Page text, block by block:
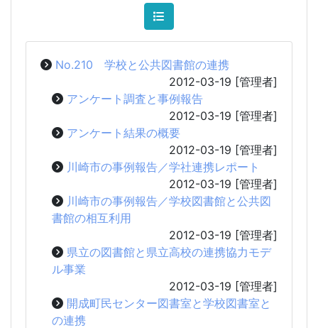
No.210 学校と公共図書館の連携
2012-03-19 [管理者]
アンケート調査と事例報告
2012-03-19 [管理者]
アンケート結果の概要
2012-03-19 [管理者]
川崎市の事例報告／学社連携レポート
2012-03-19 [管理者]
川崎市の事例報告／学校図書館と公共図
書館の相互利用
2012-03-19 [管理者]
県立の図書館と県立高校の連携協力モデ
ル事業
2012-03-19 [管理者]
開成町民センター図書室と学校図書室と
の連携